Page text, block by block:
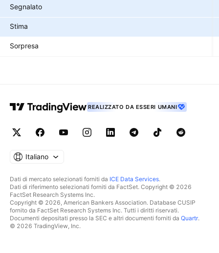
Segnalato
Stima
Sorpresa
REALIZZATO DA ESSERI UMANI
Italiano
Dati di mercato selezionati forniti da ICE Data Services.
Dati di riferimento selezionati forniti da FactSet. Copyright © 2026
FactSet Research Systems Inc.
Copyright © 2026, American Bankers Association. Database CUSIP
fornito da FactSet Research Systems Inc. Tutti i diritti riservati.
Documenti depositati presso la SEC e altri documenti forniti da Quartr.
© 2026 TradingView, Inc.